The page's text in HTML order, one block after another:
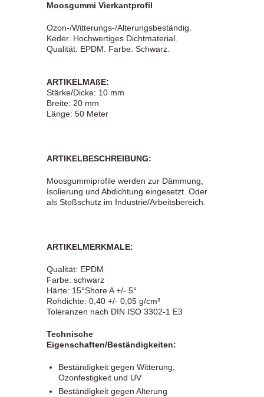
Moosgummi Vierkantprofil
Ozon-/Witterungs-/Alterungsbeständig.
Keder. Hochwertiges Dichtmaterial.
Qualität: EPDM. Farbe: Schwarz.
ARTIKELMAßE:
Stärke/Dicke: 10 mm
Breite: 20 mm
Länge: 50 Meter
ARTIKELBESCHREIBUNG:
Moosgummiprofile werden zur Dämmung,
Isolierung und Abdichtung eingesetzt. Oder
als Stoßschutz im Industrie/Arbeitsbereich.
ARTIKELMERKMALE:
Qualität: EPDM
Farbe: schwarz
Härte: 15°Shore A +/- 5°
Rohdichte: 0,40 +/- 0,05 g/cm³
Toleranzen nach DIN ISO 3302-1 E3
Technische
Eigenschaften/Beständigkeiten:
Beständigkeit gegen Witterung,
Ozonfestigkeit und UV
Beständigkeit gegen Alterung